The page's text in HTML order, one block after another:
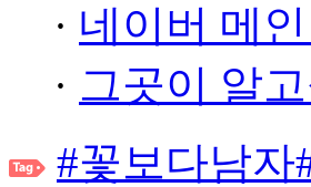
· 네이버 메
· 그곳이 알
#꽃보다남자